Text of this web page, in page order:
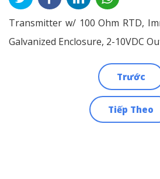
Transmitter w/ 100 Ohm RTD,
Galvanized Enclosure, 2-10VDC
Trước
Tiếp Theo